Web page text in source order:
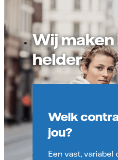
Wij maken
helder
Welk
jou?
Een vast, variabel